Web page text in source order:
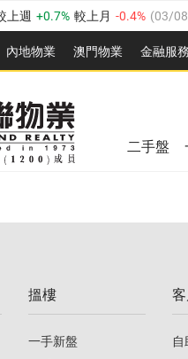
上週 0.7% 較上月 -0.4% (03/
較上週 0% 較上月 0.4% (03/08/
較上週 -0.3% 較上月 -0.8% (03/
較上週 -0.1%
較上週 0.1% 0.9%
上週 0.7% 較上月
內地物業 澳門物業 金融服務
較上週 0% 較上月
較上週 0.7% 03/
二手盤
搵樓
一手新盤
自